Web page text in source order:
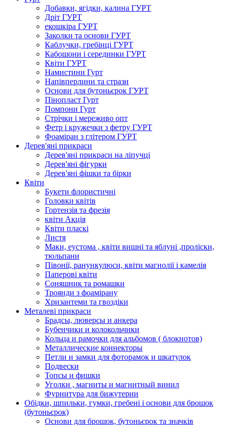
Добавки, ягідки, калина ГУРТ
Дріт ГУРТ
екошкіра ГУРТ
Заколки та основи ГУРТ
Каблучки, гребінці ГУРТ
Кабошони і серединки ГУРТ
Квіти ГУРТ
Намистини Гурт
Напівперлини та стрази
Основи для бутоньєрок ГУРТ
Пінопласт Гурт
Помпони Гурт
Стрічки і мереживо опт
Фетр і кружечки з фетру ГУРТ
Фоаміран з глітером ГУРТ
Дерев'яні прикраси
Дерев'яні прикраси на ліпучці
Дерев'яні фігурки
Дерев'яні фішки та бірки
Квіти
Букети флористичні
Головки квітів
Гортензія та фрезія
квіти Акція
Квіти пласкі
Листя
Маки, еустома , квіти вишні та яблуні ,проліски,
тюльпани
Півонії, ранункулюси, квіти магнолії і камелія
Паперові квіти
Соняшник та ромашки
Троянди з фоамірану
Хризантеми та гвоздіки
Металеві прикраси
Брадсы, люверсы и анкера
Бубенчики и колокольчики
Кольца и рамочки для альбомов ( блокнотов)
Металлические коннекторы
Петли и замки для фоторамок и шкатулок
Подвески
Топсы и фишки
Уголки , магниты и магнитный винил
Фурнитура для бижутерии
Обідки, шпильки, гумки, гребені і основи для брошок
(бутоньєрок)
Основи для брошок, бутоньєрок та значків